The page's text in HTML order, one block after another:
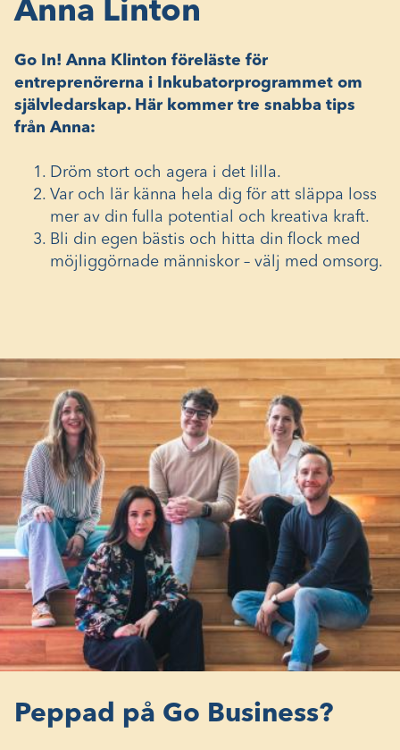
Anna Linton
Go In! Anna Klinton föreläste för
entreprenörerna i Inkubatorprogrammet om
självledarskap. Här kommer tre snabba tips
från Anna:
Dröm stort och agera i det lilla.
Var och lär känna hela dig för att släppa loss
mer av din fulla potential och kreativa kraft.
Bli din egen bästis och hitta din flock med
möjliggörnade människor – välj med omsorg.
Peppad på Go Business?